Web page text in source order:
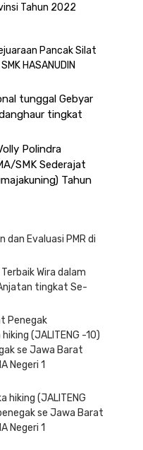
Tahun 2022
Pancak Silat
HASANUDIN
tunggal Gebyar
tingkat
Polindra
SMK Sederajat
Tahun
dan Evaluasi PMR di
Wira dalam
tingkat Se-
Penegak
(JALITENG -10)
se Jawa Barat
Negeri 1
hiking (JALITENG
se Jawa Barat
Negeri 1